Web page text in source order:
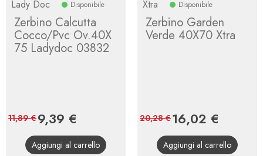
Lady Doc Disponibile
Zerbino Calcutta
Cocco/Pvc Ov.40X
75 Ladydoc 03832
Prezzo
9,39 €
base
11,89 €
Aggiungi al carrello
Xtra Disponibile
Zerbino Garden
Verde 40X70 Xtra
Prezzo
16,02 €
base
20,28 €
Aggiungi al carrello